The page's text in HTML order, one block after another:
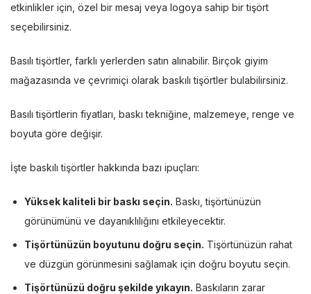
etkinlikler için, özel bir mesaj veya logoya sahip bir tişört
seçebilirsiniz.
Basılı tişörtler, farklı yerlerden satın alınabilir. Birçok giyim
mağazasında ve çevrimiçi olarak baskılı tişörtler bulabilirsiniz.
Basılı tişörtlerin fiyatları, baskı tekniğine, malzemeye, renge ve
boyuta göre değişir.
İşte baskılı tişörtler hakkında bazı ipuçları:
Yüksek kaliteli bir baskı seçin. Baskı, tişörtünüzün
görünümünü ve dayanıklılığını etkileyecektir.
Tişörtünüzün boyutunu doğru seçin. Tişörtünüzün rahat
ve düzgün görünmesini sağlamak için doğru boyutu seçin.
Tişörtünüzü doğru şekilde yıkayın. Baskıların zarar